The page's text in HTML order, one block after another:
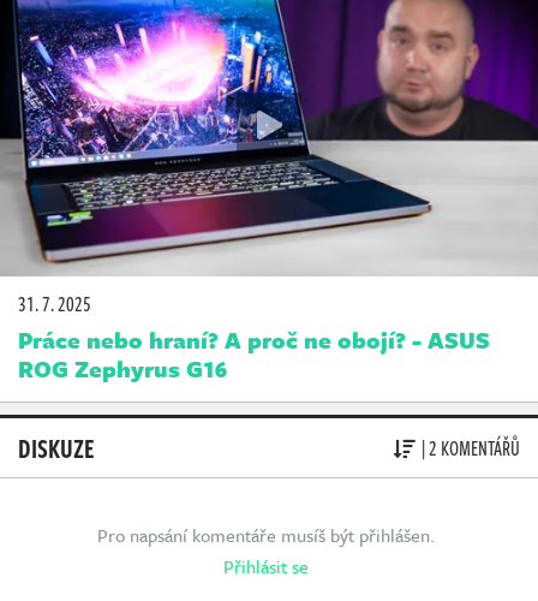
31. 7. 2025
Práce nebo hraní? A proč ne obojí? - ASUS
ROG Zephyrus G16
DISKUZE | 2 KOMENTÁŘŮ
Pro napsání komentáře musíš být přihlášen.
Přihlásit se